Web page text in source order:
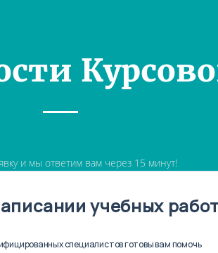
и мы ответим вам через 15 минут!
учебных
специалистов готовы вам помочь